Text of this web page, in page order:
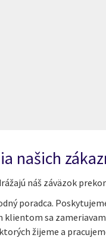
našich
náš záväzok
poradca.
sa
žijeme a